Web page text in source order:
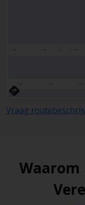
Vraag
Waarom